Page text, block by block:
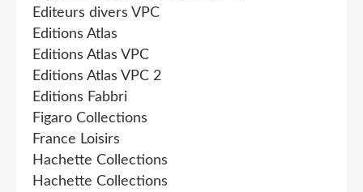
Editeurs divers VPC
Editions Atlas
Editions Atlas VPC
Editions Atlas VPC 2
Editions Fabbri
Figaro Collections
France Loisirs
Hachette Collections
Hachette Collections